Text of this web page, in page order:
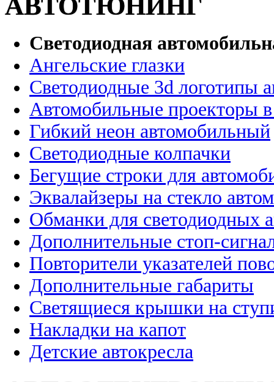
Светодиодная
Ангельские глазки
Светодиодные 3d логотипы
Автомобильные проекторы
Гибкий неон автомобильный
Светодиодные колпачки
Бегущие строки для
Эквалайзеры на стекло
Обманки для светодиодных
Дополнительные стоп-
Повторители указателей
Дополнительные габариты
Светящиеся крышки на
Накладки на капот
Детские автокресла